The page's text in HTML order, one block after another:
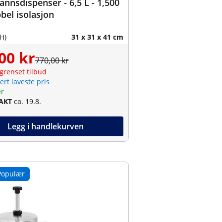
- 6,5 L - 1,500
isolasjon
31 x 31 x 41 cm
kr770,00 kr
tilbud
laveste pris
ca. 19.8.
Legg i handlekurven